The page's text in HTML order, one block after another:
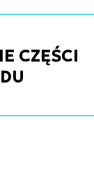
CZĘŚCI